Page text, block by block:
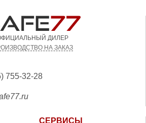
ДИЛЕР
НА ЗАКАЗ
755-32-28
СЕРВИСЫ